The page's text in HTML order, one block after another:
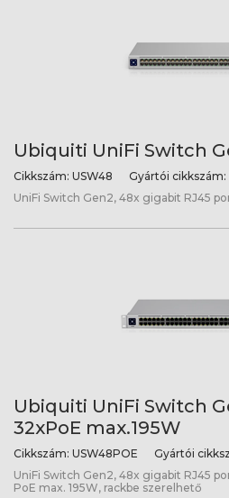
Ubiquiti UniFi Switch
Cikkszám: USW48 Gyártói cikkszám:
UniFi Switch Gen2, 48x gigabit RJ45
Ubiquiti UniFi Switch
32xPoE max.195W
Cikkszám: USW48POE Gyártói
UniFi Switch Gen2, 48x gigabit RJ45
PoE max. 195W, rackbe szerelhető